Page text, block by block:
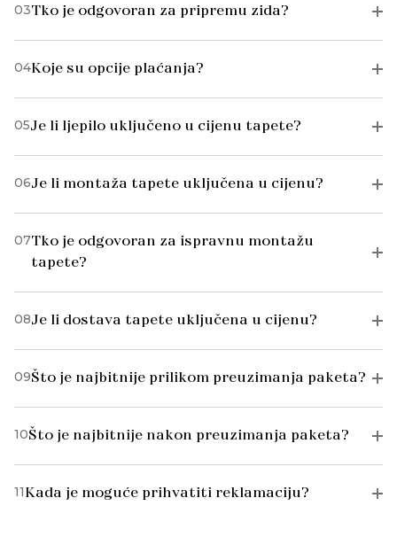
03Tko je odgovoran za pripremu zida?
04Koje su opcije plaćanja?
05Je li ljepilo uključeno u cijenu tapete?
06Je li montaža tapete uključena u cijenu?
07Tko je odgovoran za ispravnu montažu
tapete?
08Je li dostava tapete uključena u cijenu?
09Što je najbitnije prilikom preuzimanja paketa?
10Što je najbitnije nakon preuzimanja paketa?
11Kada je moguće prihvatiti reklamaciju?